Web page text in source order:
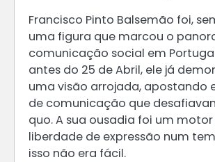
Francisco Pinto Balsemão foi,
uma figura que marcou o
comunicação social em
antes do 25 de Abril, ele já
uma visão arrojada, apostando
de comunicação que
quo. A sua ousadia foi um
liberdade de expressão num
isso não era fácil.